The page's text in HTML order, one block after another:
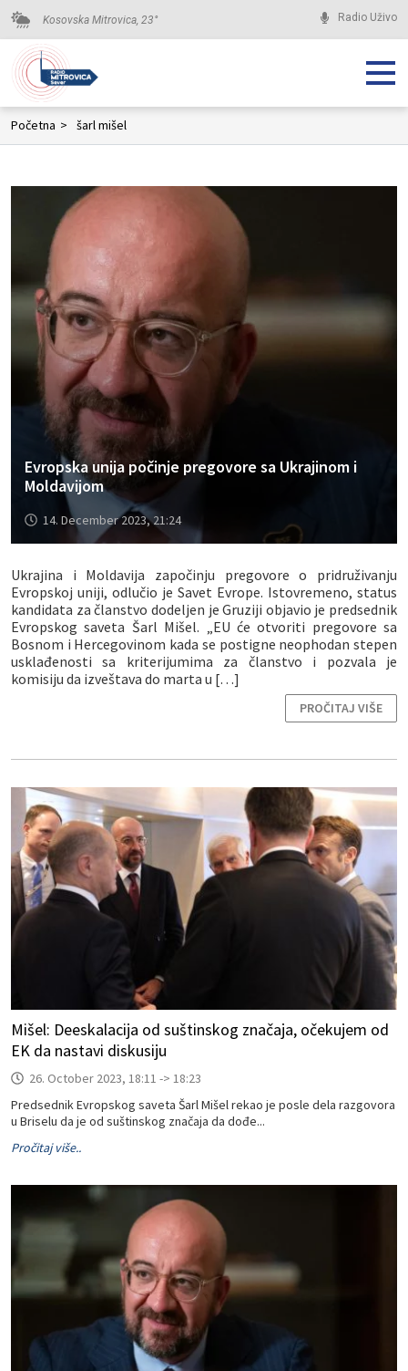
Kosovska Mitrovica, 23° Radio Uživo
Početna > šarl mišel
Evropska unija počinje pregovore sa Ukrajinom i
Moldavijom
14. December 2023, 21:24
Ukrajina i Moldavija započinju pregovore o pridruživanju
Evropskoj uniji, odlučio je Savet Evrope. Istovremeno, status
kandidata za članstvo dodeljen je Gruziji objavio je predsednik
Evropskog saveta Šarl Mišel. „EU će otvoriti pregovore sa
Bosnom i Hercegovinom kada se postigne neophodan stepen
usklađenosti sa kriterijumima za članstvo i pozvala je
komisiju da izveštava do marta u […]
PROČITAJ VIŠE
Mišel: Deeskalacija od suštinskog značaja, očekujem od
EK da nastavi diskusiju
26. October 2023, 18:11 -> 18:23
Predsednik Evropskog saveta Šarl Mišel rekao je posle dela razgovora
u Briselu da je od suštinskog značaja da dođe...
Pročitaj više..